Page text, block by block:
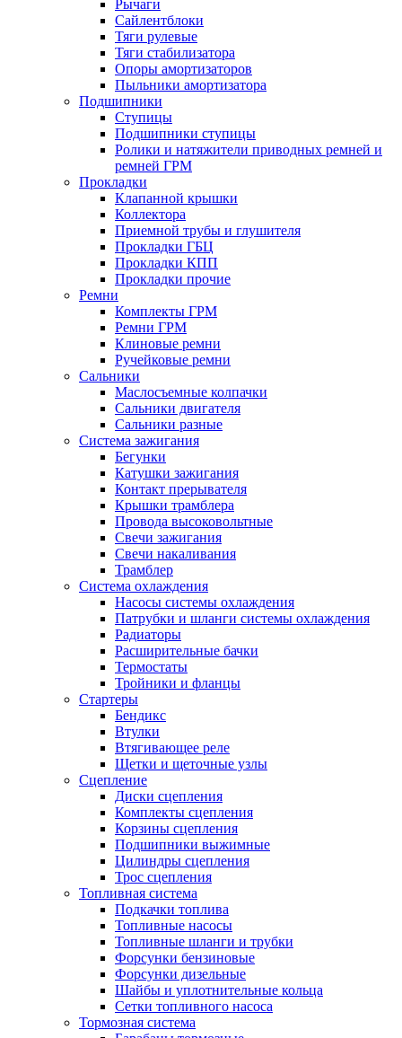
Рычаги
Сайлентблоки
Тяги рулевые
Тяги стабилизатора
Опоры амортизаторов
Пыльники амортизатора
Подшипники
Ступицы
Подшипники ступицы
Ролики и натяжители приводных ремней и
ремней ГРМ
Прокладки
Клапанной крышки
Коллектора
Приемной трубы и глушителя
Прокладки ГБЦ
Прокладки КПП
Прокладки прочие
Ремни
Комплекты ГРМ
Ремни ГРМ
Клиновые ремни
Ручейковые ремни
Сальники
Маслосъемные колпачки
Сальники двигателя
Сальники разные
Система зажигания
Бегунки
Катушки зажигания
Контакт прерывателя
Крышки трамблера
Провода высоковольтные
Свечи зажигания
Свечи накаливания
Трамблер
Система охлаждения
Насосы системы охлаждения
Патрубки и шланги системы охлаждения
Радиаторы
Расширительные бачки
Термостаты
Тройники и фланцы
Стартеры
Бендикс
Втулки
Втягивающее реле
Щетки и щеточные узлы
Сцепление
Диски сцепления
Комплекты сцепления
Корзины сцепления
Подшипники выжимные
Цилиндры сцепления
Трос сцепления
Топливная система
Подкачки топлива
Топливные насосы
Топливные шланги и трубки
Форсунки бензиновые
Форсунки дизельные
Шайбы и уплотнительные кольца
Сетки топливного насоса
Тормозная система